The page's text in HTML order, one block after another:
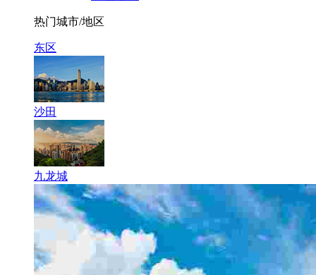
热门城市/地区
东区
沙田
九龙城